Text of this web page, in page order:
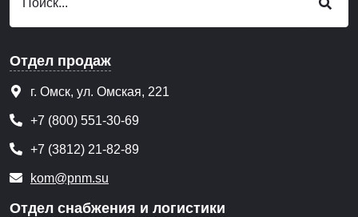
Отдел продаж
г. Омск, ул. Омская, 221
+7 (800) 551-30-69
+7 (3812) 21-82-89
kom@pnm.su
Отдел снабжения и логистики